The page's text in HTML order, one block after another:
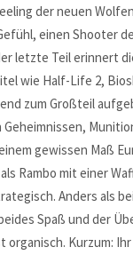
der neuen
einen Shooter
letzte Teil erinnert
wie Half-Life 2,
zum Großteil
gewissen Maß
Rambo mit einer
Anders als
Spaß und der
organisch. Kurzum: